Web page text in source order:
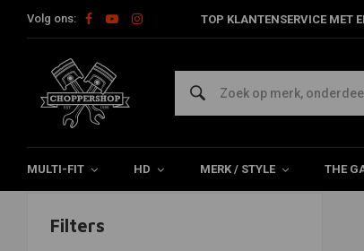
Volg ons: TOP KLANTENSERVICE MET
MULTI-FIT HD MERK / STYLE THE
Producten getagd met
Home Tags motorzadelveren
Filters